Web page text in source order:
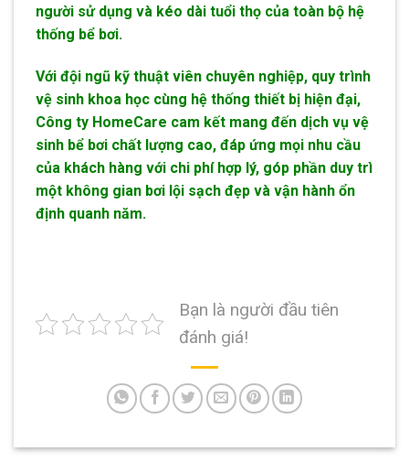
người sử dụng và kéo dài tuổi thọ của toàn bộ hệ
thống bể bơi.
Với đội ngũ kỹ thuật viên chuyên nghiệp, quy trình
vệ sinh khoa học cùng hệ thống thiết bị hiện đại,
Công ty HomeCare cam kết mang đến dịch vụ vệ
sinh bể bơi chất lượng cao, đáp ứng mọi nhu cầu
của khách hàng với chi phí hợp lý, góp phần duy trì
một không gian bơi lội sạch đẹp và vận hành ổn
định quanh năm.
Bạn là người đầu tiên
đánh giá!